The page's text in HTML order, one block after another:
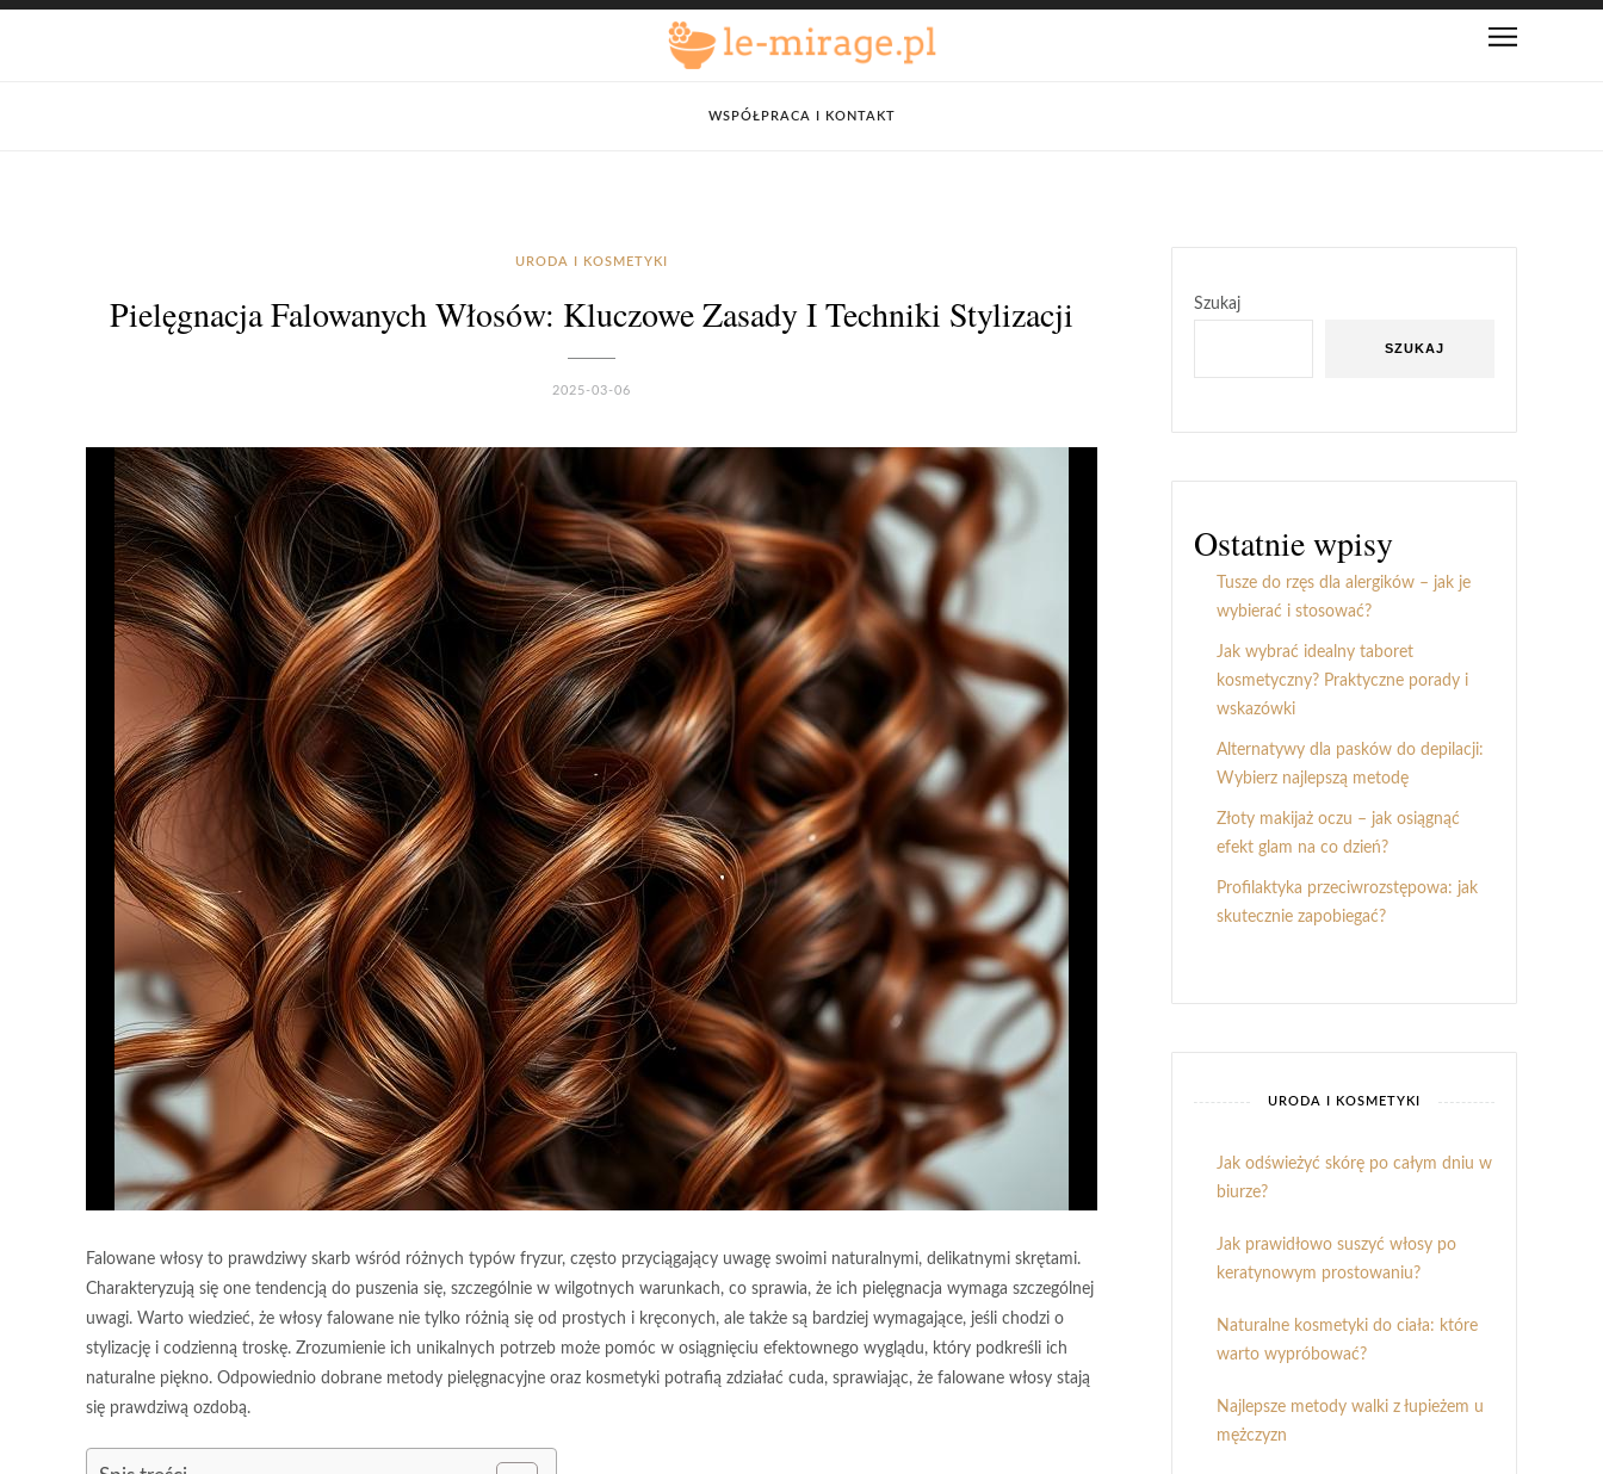
WSPÓŁPRACA I KONTAKT
URODA I KOSMETYKI
Pielęgnacja Falowanych Włosów: Kluczowe Zasady I Techniki Stylizacji
2025-03-06
Falowane włosy to prawdziwy skarb wśród różnych typów fryzur, często przyciągający uwagę swoimi naturalnymi, delikatnymi skrętami.
Charakteryzują się one tendencją do puszenia się, szczególnie w wilgotnych warunkach, co sprawia, że ich pielęgnacja wymaga szczególnej
uwagi. Warto wiedzieć, że włosy falowane nie tylko różnią się od prostych i kręconych, ale także są bardziej wymagające, jeśli chodzi o
stylizację i codzienną troskę. Zrozumienie ich unikalnych potrzeb może pomóc w osiągnięciu efektownego wyglądu, który podkreśli ich
naturalne piękno. Odpowiednio dobrane metody pielęgnacyjne oraz kosmetyki potrafią zdziałać cuda, sprawiając, że falowane włosy stają
się prawdziwą ozdobą.
Szukaj
SZUKAJ
Ostatnie wpisy
Tusze do rzęs dla alergików – jak je
wybierać i stosować?
Jak wybrać idealny taboret
kosmetyczny? Praktyczne porady i
wskazówki
Alternatywy dla pasków do depilacji:
Wybierz najlepszą metodę
Złoty makijaż oczu – jak osiągnąć
efekt glam na co dzień?
Profilaktyka przeciwrozstępowa: jak
skutecznie zapobiegać?
URODA I KOSMETYKI
Jak odświeżyć skórę po całym dniu w
biurze?
Jak prawidłowo suszyć włosy po
keratynowym prostowaniu?
Naturalne kosmetyki do ciała: które
warto wypróbować?
Najlepsze metody walki z łupieżem u
mężczyzn